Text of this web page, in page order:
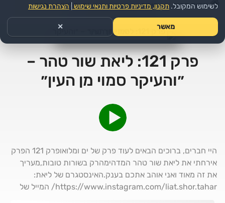
עמוד הבית >> חינוך >> הפודקאסט: ים ומלואו >> פרק
פרק 121: ליאת שור טהר –
״והעיקר סמוי מן העין״
היי חברים, ברוכים הבאים לעוד פרק של ים ומלואופרק 121 הפרק
אירחתי את ליאת שור טהר המדהימהרק בשורות טובות,מעריך
את זה מאוד ואני אוהב אתכם בענק.האינסטגרם של ליאת:
https://www.instagram.com/liat.shor.tahar/ המייל של
לשימוש המקובל. תקנון, מדיניות פרטיות ותנאי שימוש הצהרת נגישות
מאשר ✕